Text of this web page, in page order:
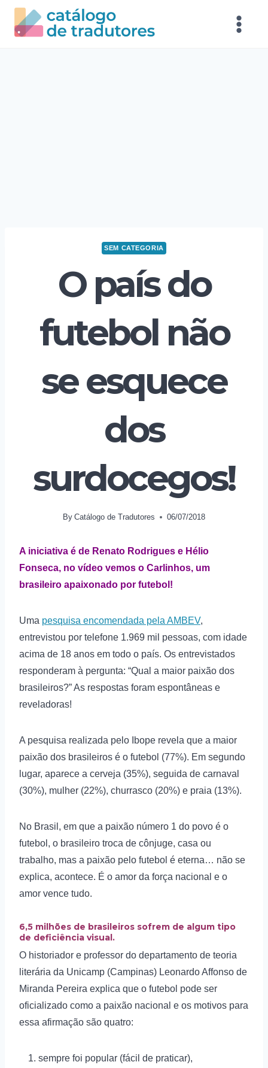
SEM CATEGORIA
O país do
futebol não
se esquece
dos
surdocegos!
By Catálogo de Tradutores 06/07/2018
A iniciativa é de Renato Rodrigues e Hélio
Fonseca, no vídeo vemos o Carlinhos, um
brasileiro apaixonado por futebol!
Uma pesquisa encomendada pela AMBEV,
entrevistou por telefone 1.969 mil pessoas, com idade
acima de 18 anos em todo o país. Os entrevistados
responderam à pergunta: “Qual a maior paixão dos
brasileiros?” As respostas foram espontâneas e
reveladoras!
A pesquisa realizada pelo Ibope revela que a maior
paixão dos brasileiros é o futebol (77%). Em segundo
lugar, aparece a cerveja (35%), seguida de carnaval
(30%), mulher (22%), churrasco (20%) e praia (13%).
No Brasil, em que a paixão número 1 do povo é o
futebol, o brasileiro troca de cônjuge, casa ou
trabalho, mas a paixão pelo futebol é eterna… não se
explica, acontece. É o amor da força nacional e o
amor vence tudo.
6,5 milhões de brasileiros sofrem de algum tipo
de deficiência visual.
O historiador e professor do departamento de teoria
literária da Unicamp (Campinas) Leonardo Affonso de
Miranda Pereira explica que o futebol pode ser
oficializado como a paixão nacional e os motivos para
essa afirmação são quatro:
sempre foi popular (fácil de praticar),